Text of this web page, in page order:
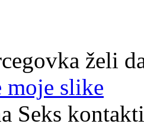
želi
moje slike
Seks